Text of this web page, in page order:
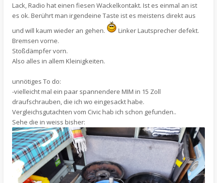
Lack, Radio hat einen fiesen Wackelkontakt. Ist es einmal an ist
es ok. Berührt man irgendeine Taste ist es meistens direkt aus
und will kaum wieder an gehen.
Linker Lautsprecher defekt.
Bremsen vorne.
Stoßdämpfer vorn.
Also alles in allem Kleinigkeiten.
unnötiges To do:
-vielleicht mal ein paar spannendere MIM in 15 Zoll
draufschrauben, die ich wo eingesackt habe.
Vergleichsgutachten vom Civic hab ich schon gefunden..
Sehe die in weiss bisher: